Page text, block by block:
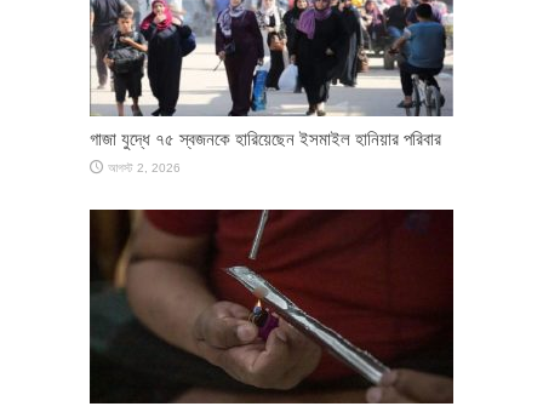
গাজা যুদ্ধে ৭৫ স্বজনকে হারিয়েছেন ইসমাইল হানিয়ার পরিবার
আগস্ট 2, 2026